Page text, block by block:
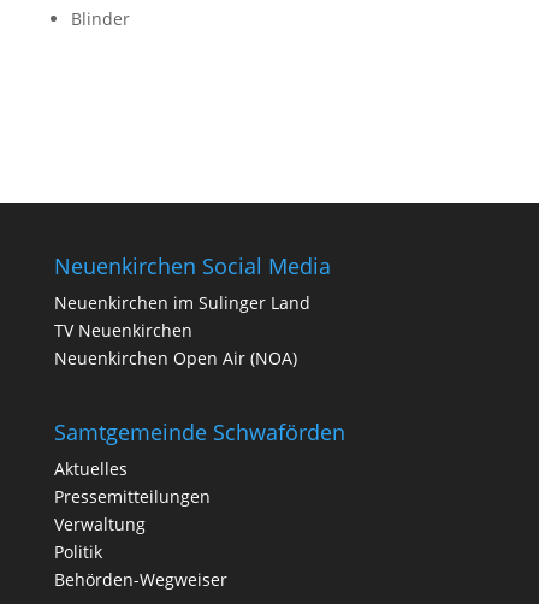
Blinder
Neuenkirchen Social Media
Neuenkirchen im Sulinger Land
TV Neuenkirchen
Neuenkirchen Open Air (NOA)
Samtgemeinde Schwaförden
Aktuelles
Pressemitteilungen
Verwaltung
Politik
Behörden-Wegweiser